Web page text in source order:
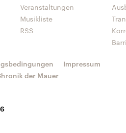
Veranstaltungen
Musikliste
RSS
Impressum
der Mauer